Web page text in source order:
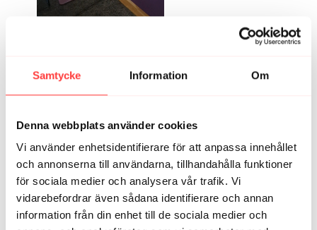
Samtycke Information Om
Denna webbplats använder cookies
Vi använder enhetsidentifierare för att anpassa innehållet
och annonserna till användarna, tillhandahålla funktioner
för sociala medier och analysera vår trafik. Vi
vidarebefordrar även sådana identifierare och annan
information från din enhet till de sociala medier och
3
Visa svar (1)
Superbra pass! 🤩
1
oktober 11, 2025
Jösses🥵😅 ÄLSKAR vibesmacka!! Kombon får tiden att
gå så snabbt och man får ut så mycket! Tack! Ni är bäst